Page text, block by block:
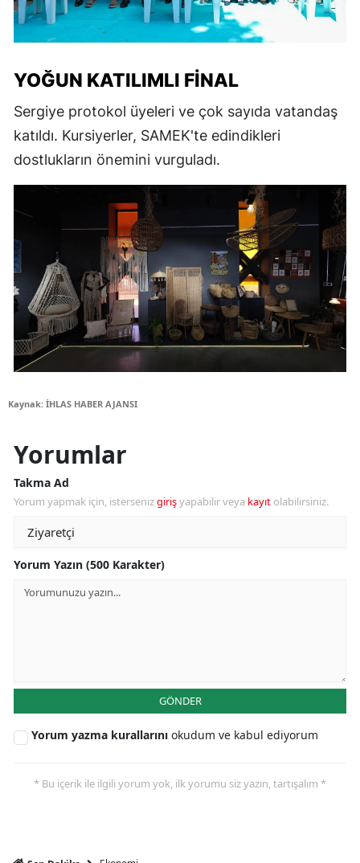
YOĞUN KATILIMLI FINAL
Sergiye protokol üyeleri ve çok sayıda vatandaş
katıldı. Kursiyerler, SAMEK'te edindikleri
dostlukların önemini vurguladı.
Kaynak: İHLAS HABER AJANSI
Yorumlar
Takma Ad
Yorum yapmak için, istersenizgirişyapabilir veya kayıt olabilirsiniz.
Yorum Yazın (500 Karakter)
GÖNDER
Yorum yazma kurallarını okudum ve kabul ediyorum
* Bu içerik ile ilgili yorum yok, ilk yorumu siz yazın, tartışalım *